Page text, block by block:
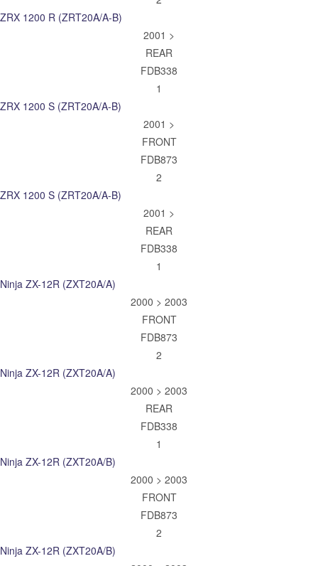
ZRX 1200 R (ZRT20A/A-B)
2001 >
REAR
FDB338
1
ZRX 1200 S (ZRT20A/A-B)
2001 >
FRONT
FDB873
2
ZRX 1200 S (ZRT20A/A-B)
2001 >
REAR
FDB338
1
Ninja ZX-12R (ZXT20A/A)
2000 > 2003
FRONT
FDB873
2
Ninja ZX-12R (ZXT20A/A)
2000 > 2003
REAR
FDB338
1
Ninja ZX-12R (ZXT20A/B)
2000 > 2003
FRONT
FDB873
2
Ninja ZX-12R (ZXT20A/B)